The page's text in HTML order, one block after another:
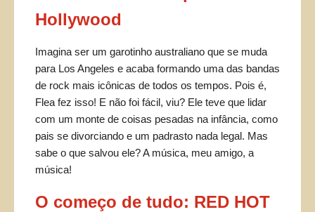
Hollywood
Imagina ser um garotinho australiano que se muda
para Los Angeles e acaba formando uma das bandas
de rock mais icônicas de todos os tempos. Pois é,
Flea fez isso! E não foi fácil, viu? Ele teve que lidar
com um monte de coisas pesadas na infância, como
pais se divorciando e um padrasto nada legal. Mas
sabe o que salvou ele? A música, meu amigo, a
música!
O começo de tudo: RED HOT